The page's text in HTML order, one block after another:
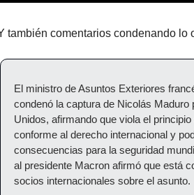
también comentarios condenando lo
El ministro de Asuntos Exteriores
condenó la captura de Nicolás Maduro
Unidos, afirmando que viola el
conforme al derecho internacional y
consecuencias para la seguridad
al presidente Macron afirmó que está
socios internacionales sobre el asunto.